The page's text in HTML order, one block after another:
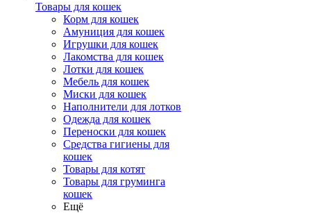
Товары для кошек
Корм для кошек
Амуниция для кошек
Игрушки для кошек
Лакомства для кошек
Лотки для кошек
Мебель для кошек
Миски для кошек
Наполнители для лотков
Одежда для кошек
Переноски для кошек
Средства гигиены для
кошек
Товары для котят
Товары для груминга
кошек
Ещё